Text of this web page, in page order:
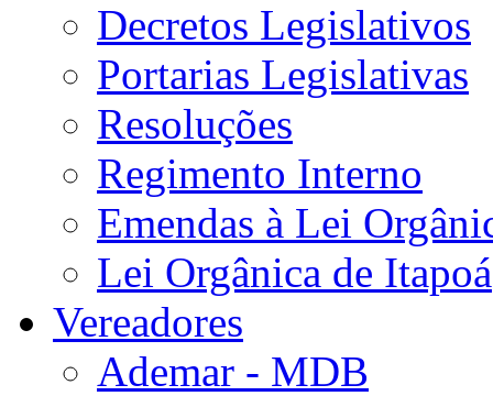
Decretos Legislativos
Portarias Legislativas
Resoluções
Regimento Interno
Emendas à Lei
Lei Orgânica de Itapoá
Vereadores
Ademar - MDB